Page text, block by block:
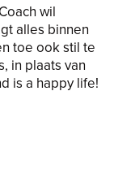
wil
alles binnen
toe ook stil te
in plaats van
is a happy life!